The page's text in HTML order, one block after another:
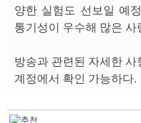
양한 실험도 선보일 예
통기성이 우수해 많은
방송과 관련된 자세한
계정에서 확인 가능하다.